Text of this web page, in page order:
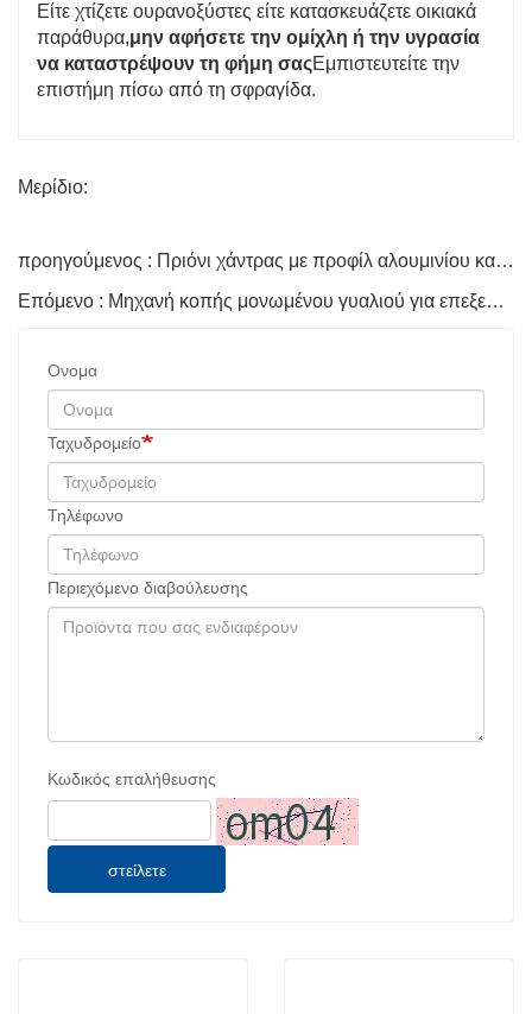
Είτε χτίζετε ουρανοξύστες είτε κατασκευάζετε οικιακά
παράθυρα,μην αφήσετε την ομίχλη ή την υγρασία
να καταστρέψουν τη φήμη σαςΕμπιστευτείτε την
επιστήμη πίσω από τη σφραγίδα.
Μερίδιο:
προηγούμενος : Πριόνι χάντρας με προφίλ αλουμινίου και Upvc για πόρτα και παράθυρο
Επόμενο : Μηχανή κοπής μονωμένου γυαλιού για επεξεργασία γυαλιού
Ονομα
Ταχυδρομείο
Τηλέφωνο
Περιεχόμενο διαβούλευσης
Κωδικός επαλήθευσης
στείλετε